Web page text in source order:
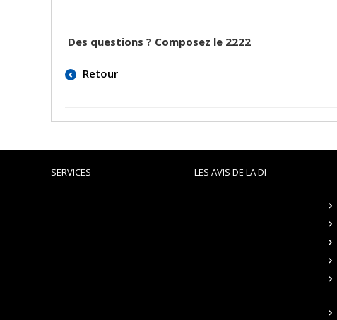
Des questions ? Composez le 2222
Retour
SERVICES LES AVIS DE LA DI